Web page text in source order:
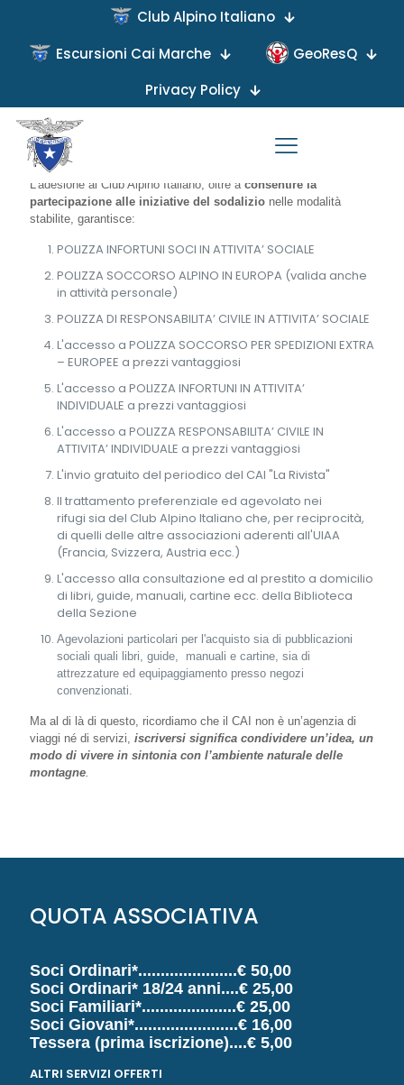
Club Alpino Italiano
Escursioni Cai Marche
GeoResQ
Privacy Policy
Iscrizione
L'adesione al Club Alpino Italiano, oltre a consentire la
partecipazione alle iniziative del sodalizio nelle modalità
stabilite, garantisce:
POLIZZA INFORTUNI SOCI IN ATTIVITA’ SOCIALE
POLIZZA SOCCORSO ALPINO IN EUROPA (valida anche
in attività personale)
POLIZZA DI RESPONSABILITA’ CIVILE IN ATTIVITA’ SOCIALE
L'accesso a POLIZZA SOCCORSO PER SPEDIZIONI EXTRA
– EUROPEE a prezzi vantaggiosi
L'accesso a POLIZZA INFORTUNI IN ATTIVITA’
INDIVIDUALE a prezzi vantaggiosi
L'accesso a POLIZZA RESPONSABILITA’ CIVILE IN
ATTIVITA’ INDIVIDUALE a prezzi vantaggiosi
L'invio gratuito del periodico del CAI "La Rivista"
Il trattamento preferenziale ed agevolato nei
rifugi sia del Club Alpino Italiano che, per reciprocità,
di quelli delle altre associazioni aderenti all'UIAA
(Francia, Svizzera, Austria ecc.)
L'accesso alla consultazione ed al prestito a domicilio
di libri, guide, manuali, cartine ecc. della Biblioteca
della Sezione
Agevolazioni particolari per l'acquisto sia di pubblicazioni
sociali quali libri, guide, manuali e cartine, sia di
attrezzature ed equipaggiamento presso negozi
convenzionati.
Ma al di là di questo, ricordiamo che il CAI non è un’agenzia di
viaggi né di servizi, iscriversi significa condividere un’idea, un
modo di vivere in sintonia con l’ambiente naturale delle
montagne.
QUOTA ASSOCIATIVA
Soci Ordinari*......................€ 50,00
Soci Ordinari* 18/24 anni....€ 25,00
Soci Familiari*.....................€ 25,00
Soci Giovani*.......................€ 16,00
Tessera (prima iscrizione)....€ 5,00
ALTRI SERVIZI OFFERTI